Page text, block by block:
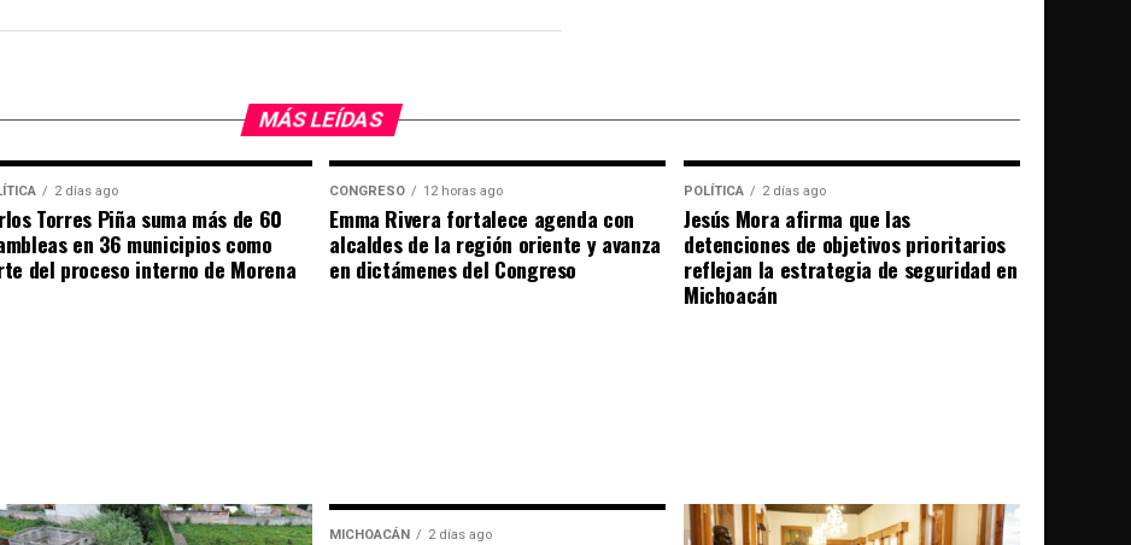
MÁS LEÍDAS
2 días ago
Torres Piña suma más de 60
en 36 municipios como
del proceso interno de Morena
CONGRESO 12 horas ago
Emma Rivera fortalece agenda con
alcaldes de la región oriente y avanza
en dictámenes del Congreso
POLÍTICA 2 días ago
Jesús Mora afirma que las
detenciones de objetivos prioritarios
reflejan la estrategia de seguridad en
Michoacán
MICHOACÁN 2 días ago